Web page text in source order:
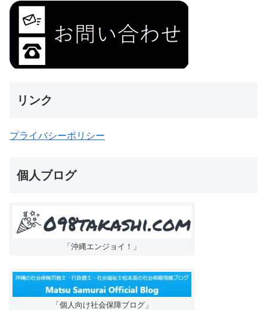
リンク
プライバシーポリシー
個人ブログ
「沖縄エンジョイ！」
「個人向け社会保障ブログ」